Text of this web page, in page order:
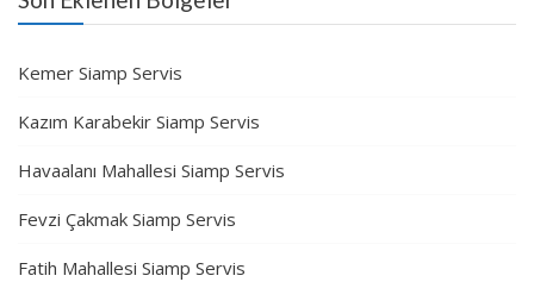
Kemer Siamp Servis
Kazım Karabekir Siamp Servis
Havaalanı Mahallesi Siamp Servis
Fevzi Çakmak Siamp Servis
Fatih Mahallesi Siamp Servis